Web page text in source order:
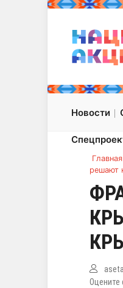
Новости
Главная
решают
aseta
Оцените